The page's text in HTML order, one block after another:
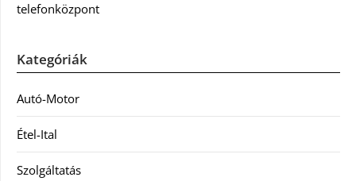
telefonközpont
Kategóriák
Autó-Motor
Étel-Ital
Szolgáltatás